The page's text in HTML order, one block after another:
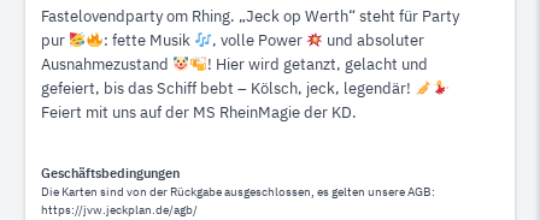
Fastelovendparty om Rhing. „Jeck op Werth“ steht für Party
pur
: fette Musik , volle Power
und absoluter
Ausnahmezustand
! Hier wird getanzt, gelacht und
gefeiert, bis das Schiff bebt – Kölsch, jeck, legendär!
Feiert mit uns auf der MS RheinMagie der KD.
Geschäftsbedingungen
Die Karten sind von der Rückgabe ausgeschlossen, es gelten unsere AGB:
https://jvw.jeckplan.de/agb/